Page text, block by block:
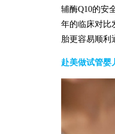
辅酶Q10的安
年的临床对比
胎更容易顺利
赴美做试管婴